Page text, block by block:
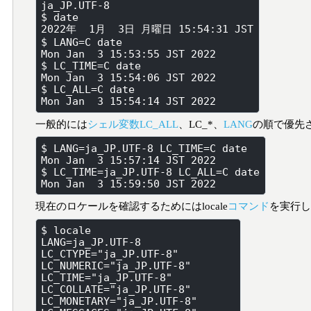
ja_JP.UTF-8
$ date
2022年  1月  3日 月曜日 15:54:31 JST
$ LANG=C date
Mon Jan  3 15:53:55 JST 2022
$ LC_TIME=C date
Mon Jan  3 15:54:06 JST 2022
$ LC_ALL=C date
一般的にはシェル変数LC_ALL 、LC_*、LANGの順で優先
$ LANG=ja_JP.UTF-8 LC_TIME=C date
Mon Jan  3 15:57:14 JST 2022
$ LC_TIME=ja_JP.UTF-8 LC_ALL=C date
現在のロケールを確認するためにはlocaleコマンド を実行し
$ locale
LANG=ja_JP.UTF-8
LC_CTYPE="ja_JP.UTF-8"
LC_NUMERIC="ja_JP.UTF-8"
LC_TIME="ja_JP.UTF-8"
LC_COLLATE="ja_JP.UTF-8"
LC_MONETARY="ja_JP.UTF-8"